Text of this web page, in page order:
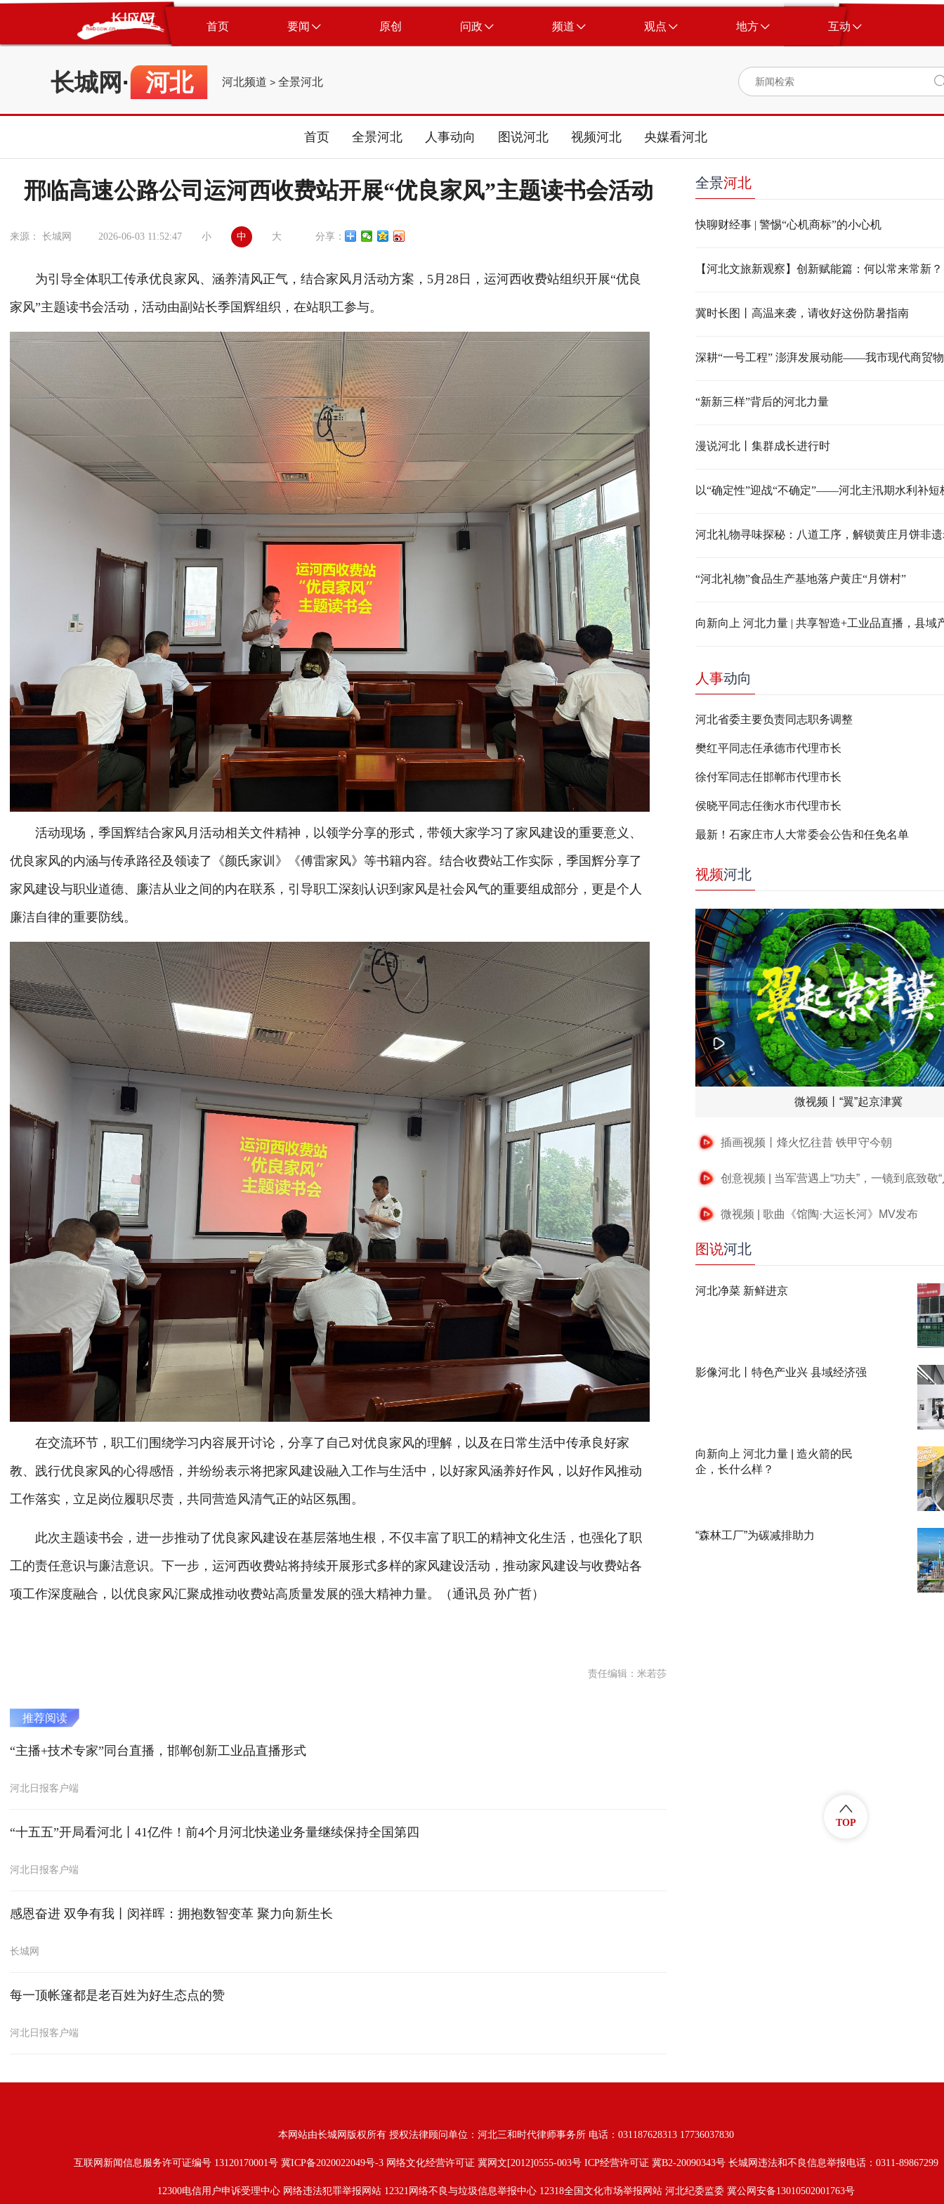
首页 要闻 原创 问政 频道 观点 地方 互动
长城网 · 河北 河北频道 > 全景河北
首页 全景河北 人事动向 图说河北 视频河北 央媒看河北
邢临高速公路公司运河西收费站开展“优良家风”主题读书会活动
来源： 长城网 2026-06-03 11:52:47 小 中 大 分享：
为引导全体职工传承优良家风、涵养清风正气，结合家风月活动方案，5月28日，运河西收费站组织开展“优良
家风”主题读书会活动，活动由副站长季国辉组织，在站职工参与。
活动现场，季国辉结合家风月活动相关文件精神，以领学分享的形式，带领大家学习了家风建设的重要意义、
优良家风的内涵与传承路径及领读了《颜氏家训》《傅雷家风》等书籍内容。结合收费站工作实际，季国辉分享了
家风建设与职业道德、廉洁从业之间的内在联系，引导职工深刻认识到家风是社会风气的重要组成部分，更是个人
廉洁自律的重要防线。
在交流环节，职工们围绕学习内容展开讨论，分享了自己对优良家风的理解，以及在日常生活中传承良好家
教、践行优良家风的心得感悟，并纷纷表示将把家风建设融入工作与生活中，以好家风涵养好作风，以好作风推动
工作落实，立足岗位履职尽责，共同营造风清气正的站区氛围。
此次主题读书会，进一步推动了优良家风建设在基层落地生根，不仅丰富了职工的精神文化生活，也强化了职
工的责任意识与廉洁意识。下一步，运河西收费站将持续开展形式多样的家风建设活动，推动家风建设与收费站各
项工作深度融合，以优良家风汇聚成推动收费站高质量发展的强大精神力量。（通讯员 孙广哲）
责任编辑：米若莎
推荐阅读
“主播+技术专家”同台直播，邯郸创新工业品直播形式
河北日报客户端
“十五五”开局看河北丨41亿件！前4个月河北快递业务量继续保持全国第四
河北日报客户端
感恩奋进 双争有我丨闵祥晖：拥抱数智变革 聚力向新生长
长城网
每一顶帐篷都是老百姓为好生态点的赞
河北日报客户端
全景河北
快聊财经事 | 警惕“心机商标”的小心机
【河北文旅新观察】创新赋能篇：何以常来常新？
冀时长图丨高温来袭，请收好这份防暑指南
“新新三样”背后的河北力量
漫说河北丨集群成长进行时
以“确定性”迎战“不确定”——河北主汛期水利补短
河北礼物寻味探秘：八道工序，解锁黄庄月饼非
“河北礼物”食品生产基地落户黄庄“月饼村”
人事动向
河北省委主要负责同志职务调整
樊红平同志任承德市代理市长
徐付军同志任邯郸市代理市长
侯晓平同志任衡水市代理市长
最新！石家庄市人大常委会公告和任免名单
视频河北
微视频丨“翼”起京津冀
插画视频丨烽火忆往昔 铁甲守今朝
创意视频 | 当军营遇上“功夫”，一镜到底致敬“
微视频 | 歌曲《馆陶·大运长河》MV发布
图说河北
河北净菜 新鲜进京
影像河北丨特色产业兴 县域经济强
向新向上 河北力量 | 造火箭的民
企，长什么样？
“森林工厂”为碳减排助力
本网站由长城网版权所有 授权法律顾问单位：河北三和时代律师事务所 电话：031187628313 17736037830
互联网新闻信息服务许可证编号 13120170001号 冀ICP备2020022049号-3网络文化经营许可证 冀网文[2012]0555-003号 ICP经营许可证 冀B2-20090343号 长城网违法和不良信息举报电话：0311-89867299
12300电信用户申诉受理中心 网络违法犯罪举报网站 12321网络不良与垃圾信息举报中心 12318全国文化市场举报网站 河北纪委监委 冀公网安备13010502001763号
TOP